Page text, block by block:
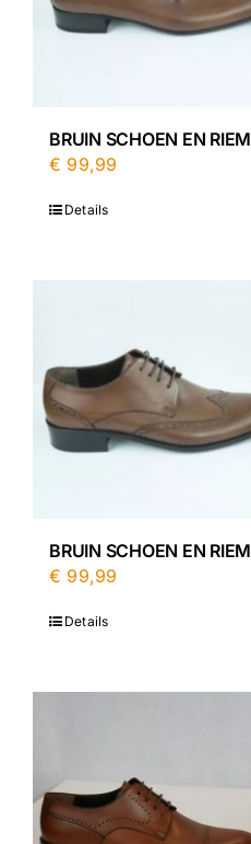
BRUIN SCHOEN EN RIEM
€ 99,99
Details
BRUIN SCHOEN EN RIEM
€ 99,99
Details